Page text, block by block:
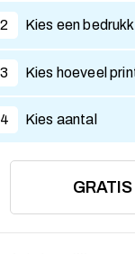
2 Kies een
3 Kies hoeveel
4 Kies aantal